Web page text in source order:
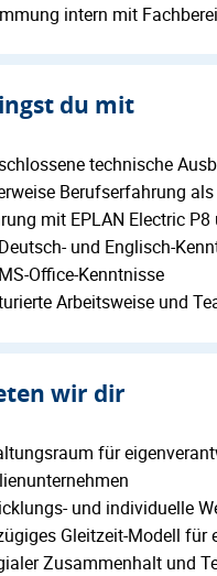
intern mit
du mit
technische
Berufserfahrung
mit EPLAN Electric
und Englisch-
Office-Kenntnisse
Arbeitsweise und
wir dir
für
und individuelle
Gleitzeit-Modell für
Zusammenhalt und